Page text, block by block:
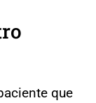
que